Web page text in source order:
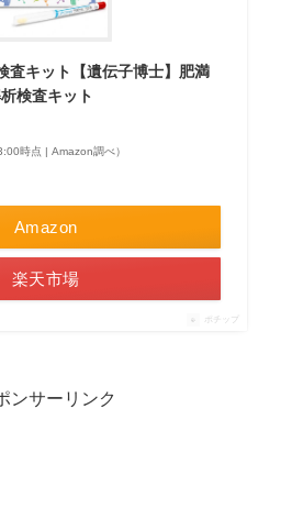
査キット【遺伝子博士】肥満
検査キット
時点 | Amazon調べ）
Amazon
楽天市場
ポチップ
ンサーリンク